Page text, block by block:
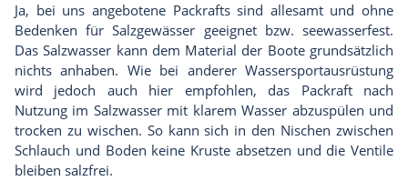
Ja, bei uns angebotene Packrafts sind allesamt und ohne
Bedenken für Salzgewässer geeignet bzw. seewasserfest.
Das Salzwasser kann dem Material der Boote grundsätzlich
nichts anhaben. Wie bei anderer Wassersportausrüstung
wird jedoch auch hier empfohlen, das Packraft nach
Nutzung im Salzwasser mit klarem Wasser abzuspülen und
trocken zu wischen. So kann sich in den Nischen zwischen
Schlauch und Boden keine Kruste absetzen und die Ventile
bleiben salzfrei.